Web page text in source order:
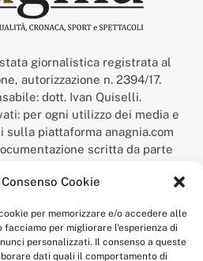
Cookie
per memorizzare e/o accedere alle
facciamo per migliorare l'esperienza di
personalizzati. Il consenso a queste
dati quali il comportamento di
giornalistica registrata al
autorizzazione n. 2394/17.
dott. Ivan Quiselli.
per ogni utilizzo dei media e
piattaforma anagnia.com
scritta da parte
registrato presso l’Ufficio Italiano
del 9 febbraio 2017.